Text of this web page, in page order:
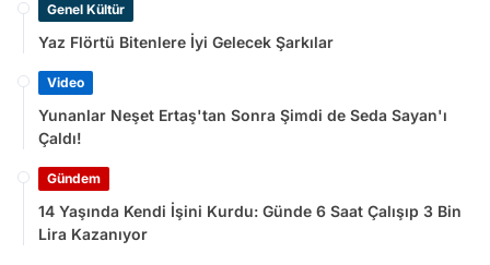
Genel Kültür
Yaz Flörtü Bitenlere İyi Gelecek Şarkılar
Video
Yunanlar Neşet Ertaş'tan Sonra Şimdi de Seda Sayan'ı
Çaldı!
Gündem
14 Yaşında Kendi İşini Kurdu: Günde 6 Saat Çalışıp 3 Bin
Lira Kazanıyor